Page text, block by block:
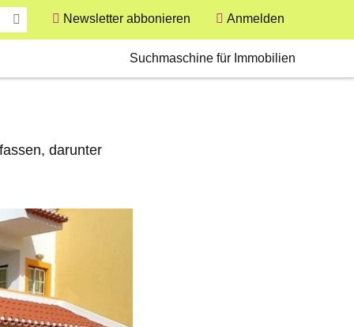
Newsletter abbonieren
User
Anmelden
Suchmaschine für Immobilien
darunter